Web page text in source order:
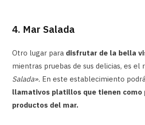
4. Mar Salada
Otro lugar para disfrutar de la bella
mientras pruebas de sus delicias, es el
Salada». En este establecimiento
llamativos platillos que tienen como
productos del mar.